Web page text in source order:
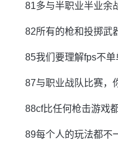
81多与半职业半业余
82所有的枪和投掷武
85我们要理解fps不
87与职业战队比赛，
88cf比任何枪击游戏
89每个人的玩法都不